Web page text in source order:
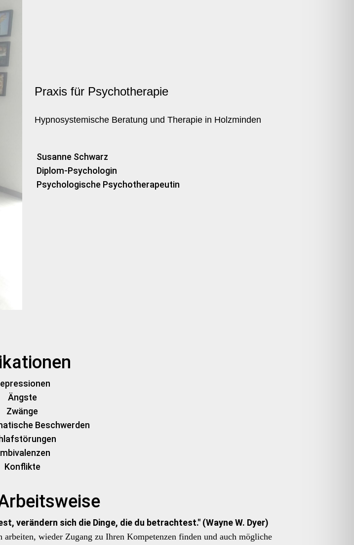
Praxis für Psychotherapie
Hypnosystemische Beratung und Therapie in Holzminden
Susanne Schwarz
Diplom-Psychologin
Psychologische Psychotherapeutin
Ängste
Zwänge
Beschwerden
Konflikte
verändern sich die Dinge, die du betrachtest." (Wayne W. Dyer)
wieder Zugang zu Ihren Kompetenzen finden und auch mögliche